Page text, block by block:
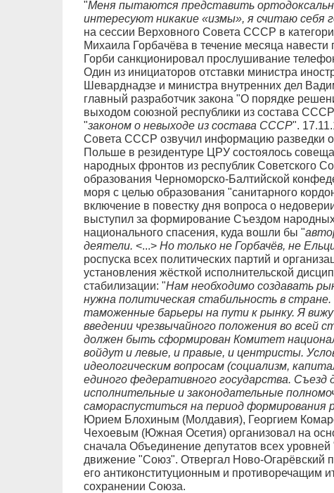
"Меня пытаются представить
интересуют никакие «измы», я считаю себя
на сессии Верховного Совета СССР в
Михаила Горбачёва в течение месяца навести
Горби санкционировал прослушивание
Один из инициаторов отставки министра
Шеварднадзе и министра внутренних дел
главный разработчик закона "О порядке
выходом союзной республики из состава
"законом о невыходе из состава СССР".
Совета СССР озвучил информацию разведки
Польше в резидентуре ЦРУ состоялось
народных фронтов из республик Советского
образования Черноморско-Балтийской
моря с целью образования "санитарного
включение в повестку дня вопроса о
выступил за формирование Съездом
национального спасения, куда вошли бы "
деятели. <...>Но только не Горбачёв, не
роспуска всех политических партий и
установления жёсткой исполнительской
стабилизации: "Нам необходимо создавать
нужна политическая стабильность в
таможенные барьеры на пути к рынку. Я
введении чрезвычайного положения во всей
должен быть сформирован Комитет
войдут и левые, и правые, и центристы.
идеологическим вопросам (социализм,
единого федеративного государства. Съезд
исполнительные и законодательные
самораспуститься на период формирования
Юрием Блохиным (Молдавия), Георгием
Чехоевым (Южная Осетия) организовал на
сначала Объединение депутатов всех
движение "Союз". Отвергал Ново-Огарёвский
его антиконституционным и противоречащим
сохранении Союза.